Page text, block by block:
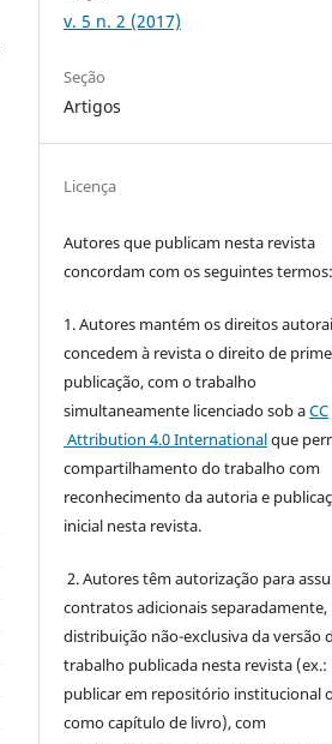
v. 5 n. 2 (2017)
Seção
Artigos
Licença
Autores que publicam nesta revista
concordam com os seguintes termos:
1. Autores mantém os direitos
concedem à revista o direito de
publicação, com o trabalho
simultaneamente licenciado sob aCC
Attribution 4.0 Internationalque
compartilhamento do trabalho com
reconhecimento da autoria e
inicial nesta revista.
2. Autores têm autorização para
contratos adicionais separadamente,
distribuição não-exclusiva da versão
trabalho publicada nesta revista (ex.:
publicar em repositório institucional
como capítulo de livro), com